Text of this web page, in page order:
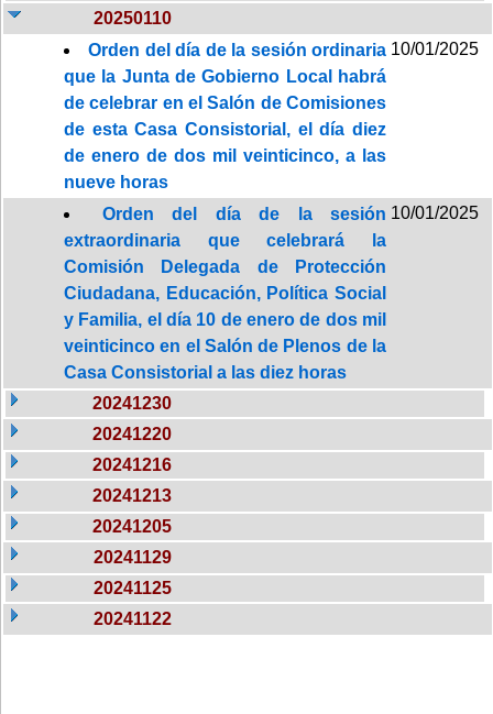
20250110
Orden del día de la sesión ordinaria
que la Junta de Gobierno Local habrá
de celebrar en el Salón de Comisiones
de esta Casa Consistorial, el día diez
de enero de dos mil veinticinco, a las
nueve horas
10/01/2025
Orden del día de la sesión
extraordinaria que celebrará la
Comisión Delegada de Protección
Ciudadana, Educación, Política Social
y Familia, el día 10 de enero de dos mil
veinticinco en el Salón de Plenos de la
Casa Consistorial a las diez horas
10/01/2025
20241230
20241220
20241216
20241213
20241205
20241129
20241125
20241122